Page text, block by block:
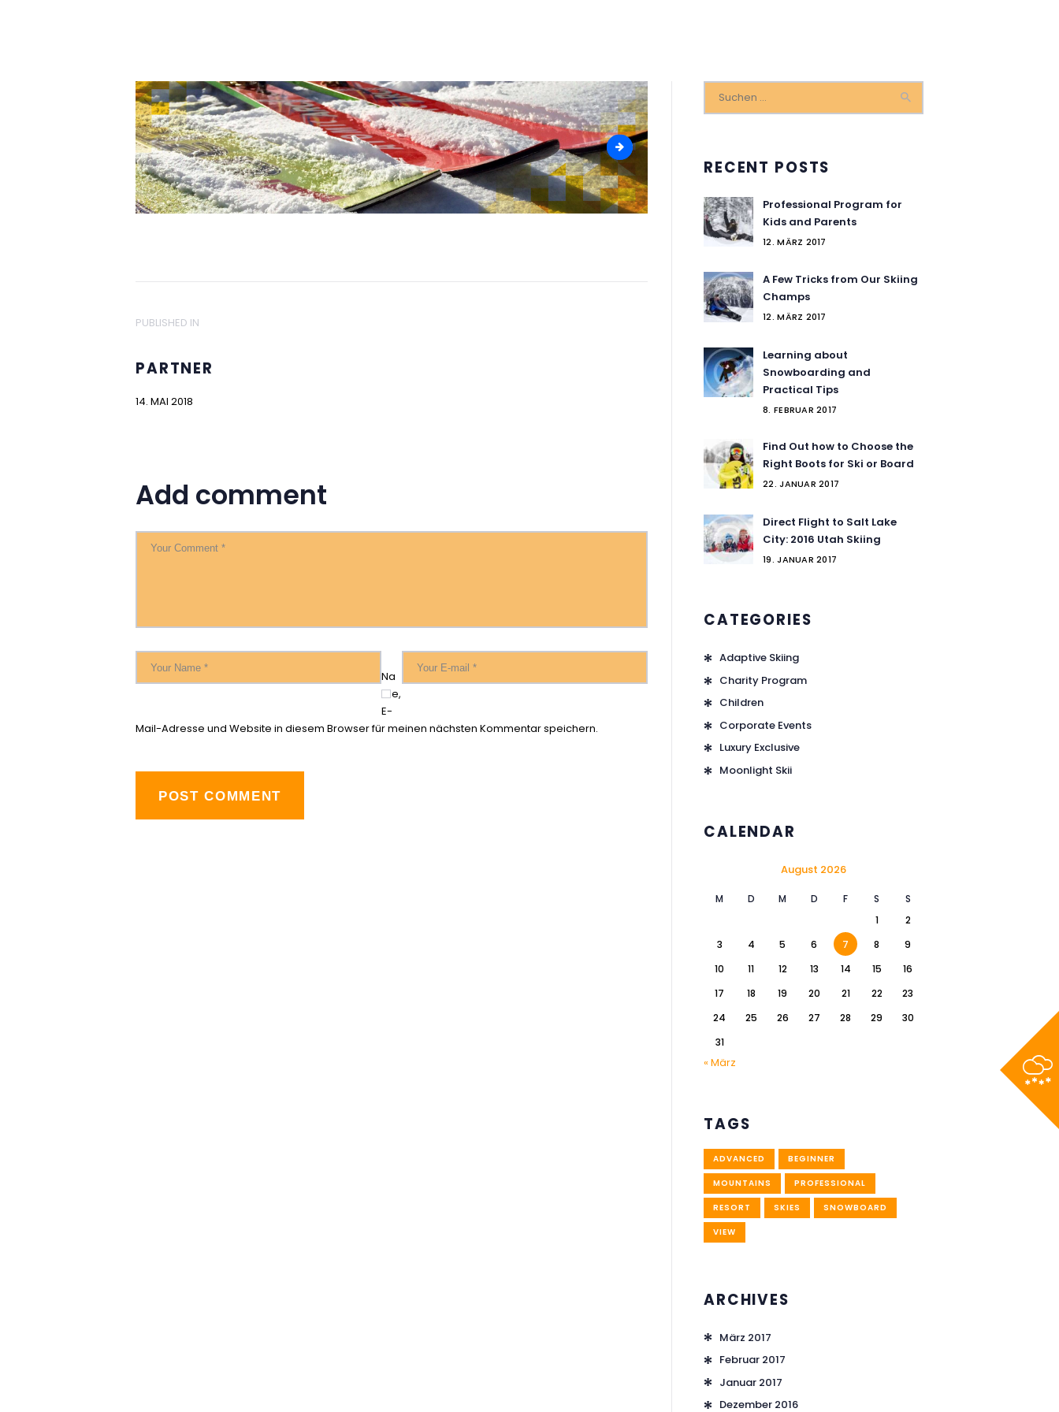
Schwimmsc
hule
Kontakt /
Anfahrt
ptitle
Beitragsnavigation
PUBLISHED IN
PARTNER
14. MAI 2018
Add comment
Na
me,
E-
Mail-Adresse und Website in diesem Browser für meinen nächsten Kommentar speichern.
RECENT POSTS
Professional Program for
Kids and Parents
12. MÄRZ 2017
A Few Tricks from Our Skiing
Champs
12. MÄRZ 2017
Learning about
Snowboarding and
Practical Tips
8. FEBRUAR 2017
Find Out how to Choose the
Right Boots for Ski or Board
22. JANUAR 2017
Direct Flight to Salt Lake
City: 2016 Utah Skiing
19. JANUAR 2017
CATEGORIES
Adaptive Skiing
Charity Program
Children
Corporate Events
Luxury Exclusive
Moonlight Skii
CALENDAR
August 2026
M D M D F S
S
1
2
3
4 5 6 7 8
9
10
11 12 13 14 15
16
17
18 19 20 21 22
23
24
25 26 27 28 29
30
31
« März
TAGS
ADVANCED BEGINNER
MOUNTAINS PROFESSIONAL
RESORT SKIES SNOWBOARD
VIEW
ARCHIVES
März 2017
Februar 2017
Januar 2017
Dezember 2016